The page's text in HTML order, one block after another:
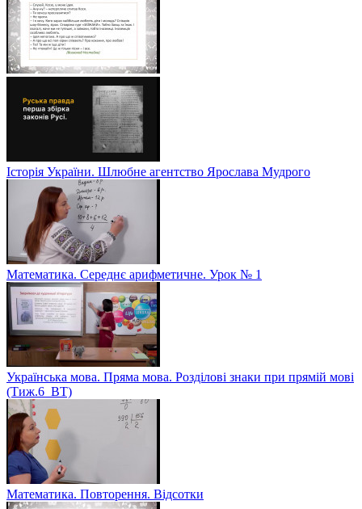
Історія України. Шлюбне агентство Ярослава Мудрого
Математика. Середнє арифметичне. Урок № 1
Українська мова. Пряма мова. Розділові знаки при прямій мові
(Тиж.6_ВТ)
Математика. Повторення. Відсотки